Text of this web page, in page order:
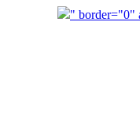
" border="0"